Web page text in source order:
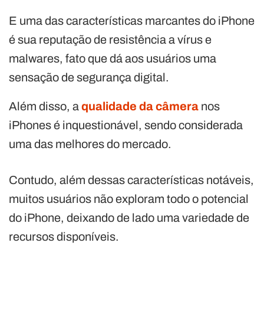
E uma das características marcantes do iPhone
é sua reputação de resistência a vírus e
malwares, fato que dá aos usuários uma
sensação de segurança digital.
Além disso, aqualidade da câmera nos
iPhones é inquestionável, sendo considerada
uma das melhores do mercado.
Contudo, além dessas características notáveis,
muitos usuários não exploram todo o potencial
do iPhone, deixando de lado uma variedade de
recursos disponíveis.